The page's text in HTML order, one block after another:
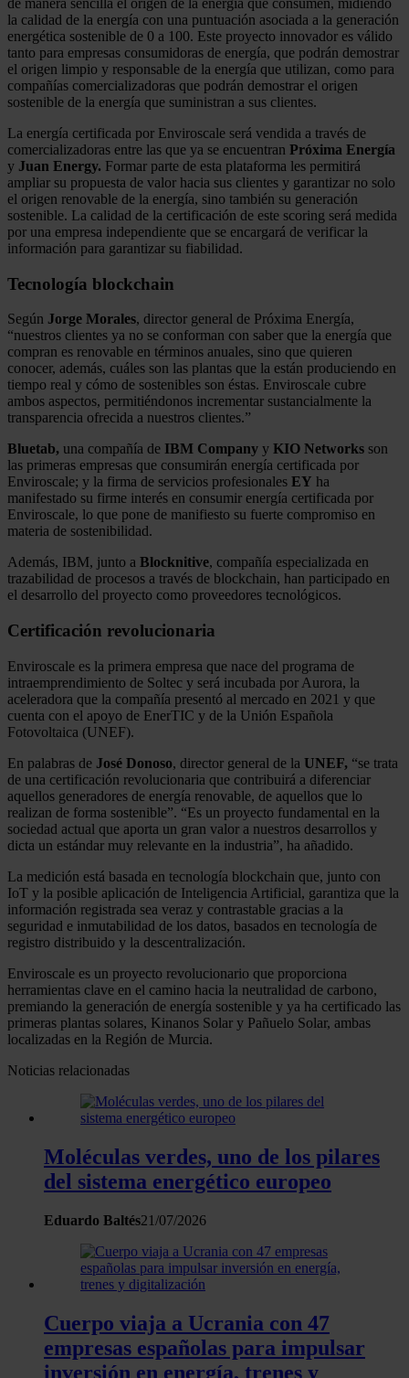
de manera sencilla el origen de la energía que consumen, midiendo
la calidad de la energía con una puntuación asociada a la generación
energética sostenible de 0 a 100. Este proyecto innovador es válido
tanto para empresas consumidoras de energía, que podrán demostrar
el origen limpio y responsable de la energía que utilizan, como para
compañías comercializadoras que podrán demostrar el origen
sostenible de la energía que suministran a sus clientes.
La energía certificada por Enviroscale será vendida a través de
comercializadoras entre las que ya se encuentran Próxima Energía
y Juan Energy. Formar parte de esta plataforma les permitirá
ampliar su propuesta de valor hacia sus clientes y garantizar no solo
el origen renovable de la energía, sino también su generación
sostenible. La calidad de la certificación de este scoring será medida
por una empresa independiente que se encargará de verificar la
información para garantizar su fiabilidad.
Tecnología blockchain
Según Jorge Morales, director general de Próxima Energía,
“nuestros clientes ya no se conforman con saber que la energía que
compran es renovable en términos anuales, sino que quieren
conocer, además, cuáles son las plantas que la están produciendo en
tiempo real y cómo de sostenibles son éstas. Enviroscale cubre
ambos aspectos, permitiéndonos incrementar sustancialmente la
transparencia ofrecida a nuestros clientes.”
Bluetab, una compañía de IBM Company y KIO Networks son
las primeras empresas que consumirán energía certificada por
Enviroscale; y la firma de servicios profesionales EY ha
manifestado su firme interés en consumir energía certificada por
Enviroscale, lo que pone de manifiesto su fuerte compromiso en
materia de sostenibilidad.
Además, IBM, junto a Blocknitive, compañía especializada en
trazabilidad de procesos a través de blockchain, han participado en
el desarrollo del proyecto como proveedores tecnológicos.
Certificación revolucionaria
Enviroscale es la primera empresa que nace del programa de
intraemprendimiento de Soltec y será incubada por Aurora, la
aceleradora que la compañía presentó al mercado en 2021 y que
cuenta con el apoyo de EnerTIC y de la Unión Española
Fotovoltaica (UNEF).
En palabras de José Donoso, director general de la UNEF, “se trata
de una certificación revolucionaria que contribuirá a diferenciar
aquellos generadores de energía renovable, de aquellos que lo
realizan de forma sostenible”. “Es un proyecto fundamental en la
sociedad actual que aporta un gran valor a nuestros desarrollos y
dicta un estándar muy relevante en la industria”, ha añadido.
La medición está basada en tecnología blockchain que, junto con
IoT y la posible aplicación de Inteligencia Artificial, garantiza que la
información registrada sea veraz y contrastable gracias a la
seguridad e inmutabilidad de los datos, basados en tecnología de
registro distribuido y la descentralización.
Enviroscale es un proyecto revolucionario que proporciona
herramientas clave en el camino hacia la neutralidad de carbono,
premiando la generación de energía sostenible y ya ha certificado las
primeras plantas solares, Kinanos Solar y Pañuelo Solar, ambas
localizadas en la Región de Murcia.
Noticias relacionadas
Moléculas verdes, uno de los pilares
del sistema energético europeo
Eduardo Baltés21/07/2026
Cuerpo viaja a Ucrania con 47
empresas españolas para impulsar
inversión en energía, trenes y